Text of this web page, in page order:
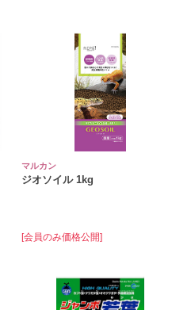
マルカン
ジオソイル 1kg
[会員のみ価格公開]